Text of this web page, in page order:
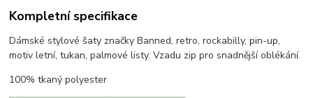
Kompletní specifikace
Dámské stylové šaty značky Banned, retro, rockabilly, pin-up,
motiv letní, tukan, palmové listy. Vzadu zip pro snadnější oblékání.
100% tkaný polyester